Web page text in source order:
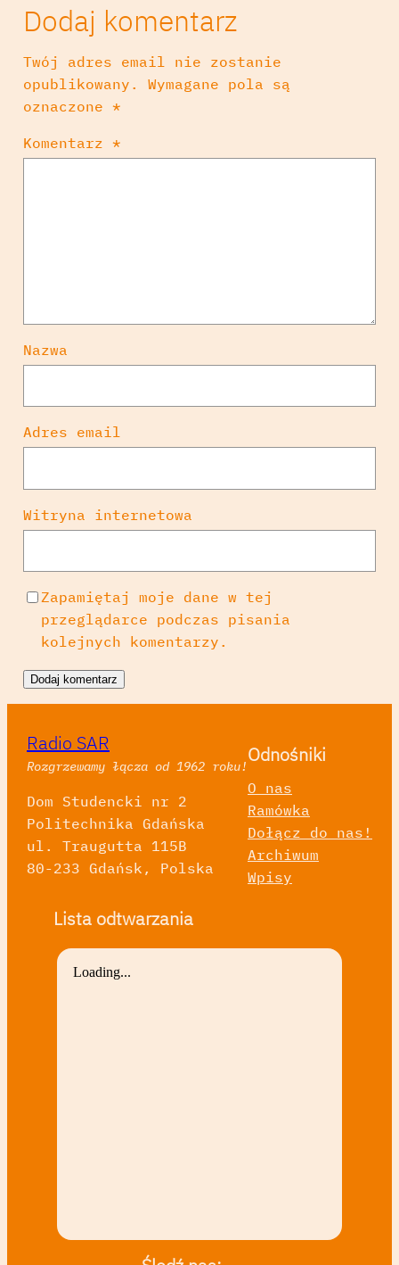
Dodaj komentarz
Twój adres email nie zostanie
opublikowany.
Wymagane pola są
oznaczone *
Komentarz *
Nazwa
Adres email
Witryna internetowa
Zapamiętaj moje dane w tej
przeglądarce podczas pisania
kolejnych komentarzy.
Radio SAR
Rozgrzewamy łącza od 1962 roku!
Dom Studencki nr 2
Politechnika Gdańska
ul. Traugutta 115B
80-233 Gdańsk, Polska
Odnośniki
O nas
Ramówka
Dołącz do nas!
Archiwum
Wpisy
Lista odtwarzania